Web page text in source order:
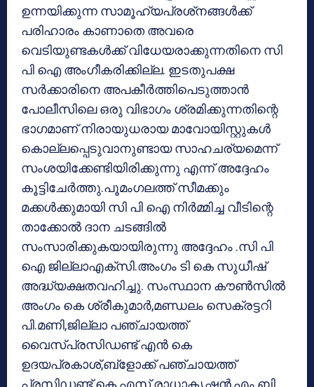
ഉന്നയിക്കുന്ന സാമൂഹ്യപ്രശ്‌നങ്ങള്‍ക്ക്
പരിഹാരം കാണാതെ അവരെ
വെടിയുണ്ടകള്‍ക്ക് വിധേയരാക്കുന്നതിനെ സി
പി ഐ അംഗീകരിക്കില്ല. ഇടതുപക്ഷ
സര്‍ക്കാരിനെ അപകീര്‍ത്തിപെടുത്താന്‍
പോലീസിലെ ഒരു വിഭാഗം ശ്രമിക്കുന്നതിന്റെ
ഭാഗമാണ് നിരായുധരായ മാവോയിസ്റ്റുകള്‍
കൊല്ലപ്പെടുവാനുണ്ടായ സാഹചര്യമെന്ന്
സംശയിക്കേണ്ടിയിരിക്കുന്നു എന്ന് അദ്ദേഹം
കൂട്ടിചേര്‍ത്തു.പൂമംഗലത്ത് സീമക്കും
മക്കള്‍ക്കുമായി സി പി ഐ നിര്‍മ്മിച്ച വീടിന്റെ
താക്കോല്‍ ദാന ചടങ്ങില്‍
സംസാരിക്കുകയായിരുന്നു അദ്ദേഹം .സി പി
ഐ ജില്ലാഎക്‌സി.അംഗം ടി കെ സുധീഷ്
അദ്ധ്യക്ഷതവഹിച്ചു. സംസ്ഥാന കൗണ്‍സില്‍
അംഗം കെ ശ്രീകുമാര്‍,മണ്ഡലം സെക്രട്ടറി
പി.മണി,ജില്ലാ പഞ്ചായത്ത്
വൈസ്പ്രസിഡണ്ട് എന്‍ കെ
ഉദയപ്രകാശ്,ബ്‌ളോക്ക് പഞ്ചായത്ത്
പ്രസിഡണ്ട് കെ എസ് രാധാകൃഷ്ണന്‍,എം ബി